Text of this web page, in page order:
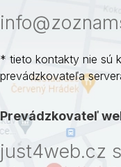
* tieto kontakty nie sú
prevádzkovateľa
Prevádzkovateľ
just4web.cz